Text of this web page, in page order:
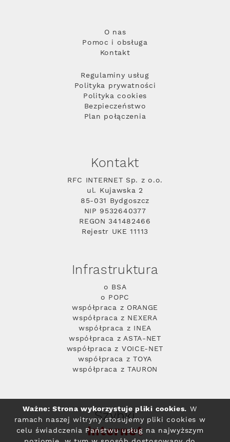
O nas
Pomoc i obsługa
Kontakt
Regulaminy usług
Polityka prywatności
Polityka cookies
Bezpieczeństwo
Plan połączenia
Kontakt
RFC INTERNET Sp. z o.o.
ul. Kujawska 2
85-031 Bydgoszcz
NIP 9532640377
REGON 341482466
Rejestr UKE 11113
Infrastruktura
o BSA
o POPC
współpraca z ORANGE
współpraca z NEXERA
współpraca z INEA
współpraca z ASTA-NET
współpraca z VOICE-NET
współpraca z TOYA
współpraca z TAURON
Szybki
Internet
Ważne: Strona wykorzystuje pliki cookies. W
ramach naszej witryny stosujemy pliki cookies w
celu świadczenia Państwu usług na najwyższym